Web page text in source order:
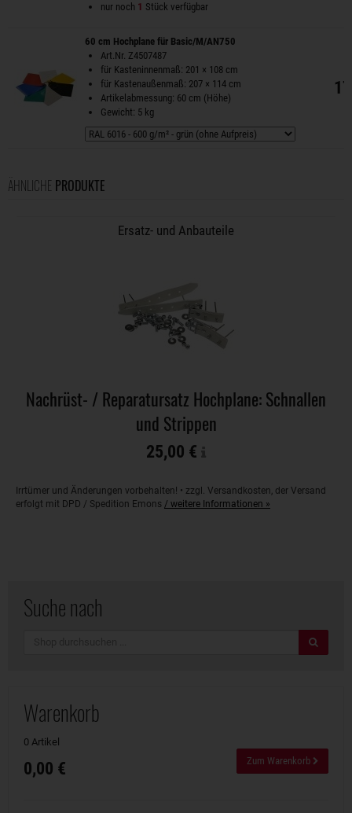
nur noch 1 Stück verfügbar
60 cm Hochplane für Basic/M/AN750
Art.Nr. Z4507487
für Kasteninnenmaß: 201 × 108 cm
für Kastenaußenmaß: 207 × 114 cm
Artikelabmessung: 60 cm (Höhe)
Gewicht: 5 kg
ÄHNLICHE PRODUKTE
Ersatz- und Anbauteile
Nachrüst- / Reparatursatz Hochplane: Schnallen
und Strippen
25,00 €
Irrtümer und Änderungen vorbehalten! • zzgl. Versandkosten, der Versand
erfolgt mit DPD / Spedition Emons / weitere Informationen »
Suche nach
Warenkorb
0 Artikel
0,00 € Zum Warenkorb